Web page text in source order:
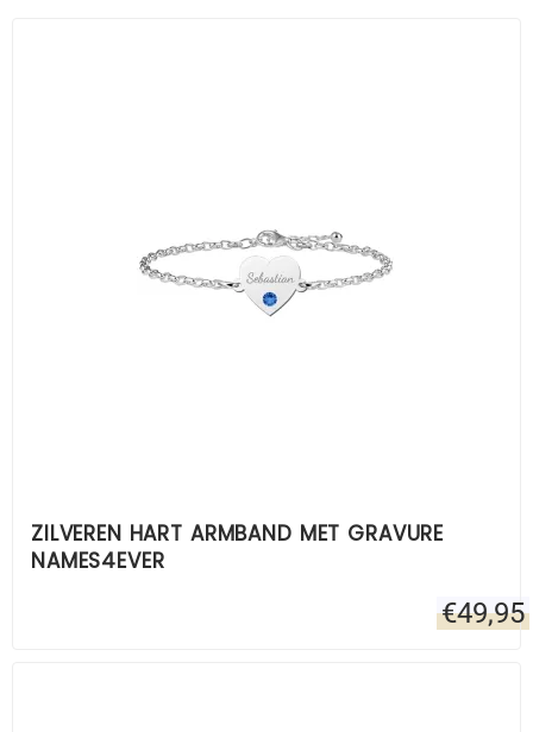
ZILVEREN HART ARMBAND MET GRAVURE
NAMES4EVER
€49,95